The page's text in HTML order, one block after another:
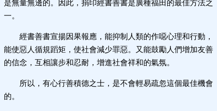
是無量無邊的。因此，捐印經書善書是廣種福田的最佳方法之
一。
經書善書宣揚因果報應，能抑制人類的作噁心理和行動，
能使惡人循規蹈矩，使社會減少罪惡。又能鼓勵人們增加友善
的信念，互相讓步和忍耐，增進社會祥和的氣氛。
所以，有心行善積德之士，是不會輕易疏忽這個最佳機會
的。